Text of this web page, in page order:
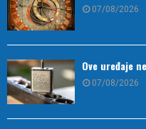
07/08/2026
Ove uređaje
07/08/2026